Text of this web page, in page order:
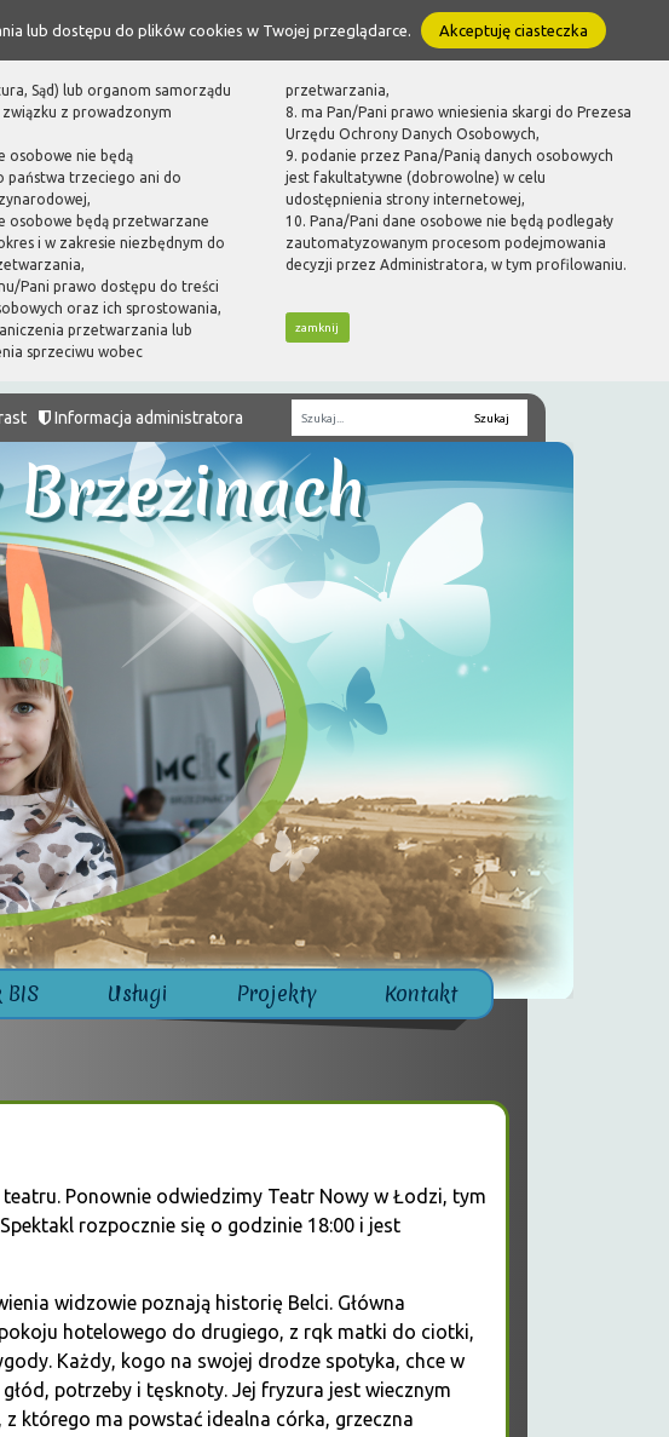
lub dostępu do plików cookies w Twojej przeglądarce. Akceptuję ciasteczka
Sąd) lub organom samorządu
z prowadzonym
osobowe nie będą
państwa trzeciego ani do
osobowe będą przetwarzane
i w zakresie niezbędnym do
Pani prawo dostępu do treści
oraz ich sprostowania,
przetwarzania lub
sprzeciwu wobec
przetwarzania,
8. ma Pan/Pani prawo wniesienia skargi do Prezesa
Urzędu Ochrony Danych Osobowych,
9. podanie przez Pana/Panią danych osobowych
jest fakultatywne (dobrowolne) w celu
udostępnienia strony internetowej,
10. Pana/Pani dane osobowe nie będą podlegały
zautomatyzowanym procesom podejmowania
decyzji przez Administratora, w tym profilowaniu.
zamknij
Informacja administratora
Fraza
Usługi Projekty Kontakt
Ponownie odwiedzimy Teatr Nowy w Łodzi, tym
rozpocznie się o godzinie 18:00 i jest
widzowie poznają historię Belci. Główna
hotelowego do drugiego, z rqk matki do ciotki,
Każdy, kogo na swojej drodze spotyka, chce w
potrzeby i tęsknoty. Jej fryzura jest wiecznym
którego ma powstać idealna córka, grzeczna